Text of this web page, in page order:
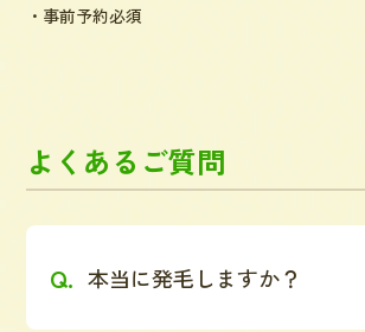
・事前予約必須
よくあるご質問
本当に発毛しますか？